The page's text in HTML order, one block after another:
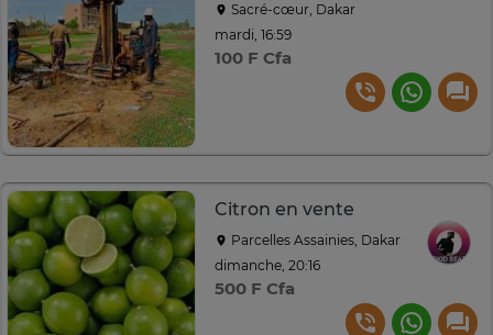
Sacré-cœur, Dakar
mardi, 16:59
100 F Cfa
Citron en vente
Parcelles Assainies, Dakar
dimanche, 20:16
500 F Cfa